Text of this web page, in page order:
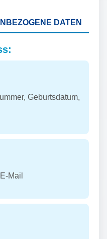
DATEN
Geburtsdatum,
Mail